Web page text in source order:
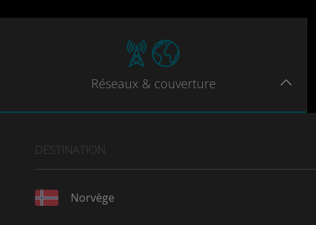
Réseaux & couverture
DESTINATION
Norvège